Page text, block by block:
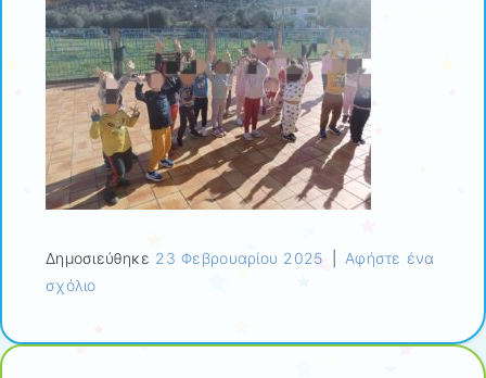
Δημοσιεύθηκε 23 Φεβρουαρίου 2025
Αφήστε ένα
σχόλιο